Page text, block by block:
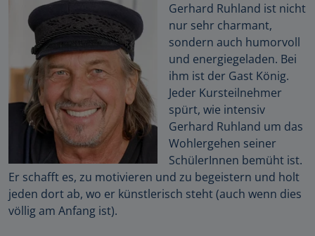
Gerhard Ruhland ist nicht
nur sehr charmant,
sondern auch humorvoll
und energiegeladen. Bei
ihm ist der Gast König.
Jeder Kursteilnehmer
spürt, wie intensiv
Gerhard Ruhland um das
Wohlergehen seiner
SchülerInnen bemüht ist.
Er schafft es, zu motivieren und zu begeistern und holt
jeden dort ab, wo er künstlerisch steht (auch wenn dies
völlig am Anfang ist).